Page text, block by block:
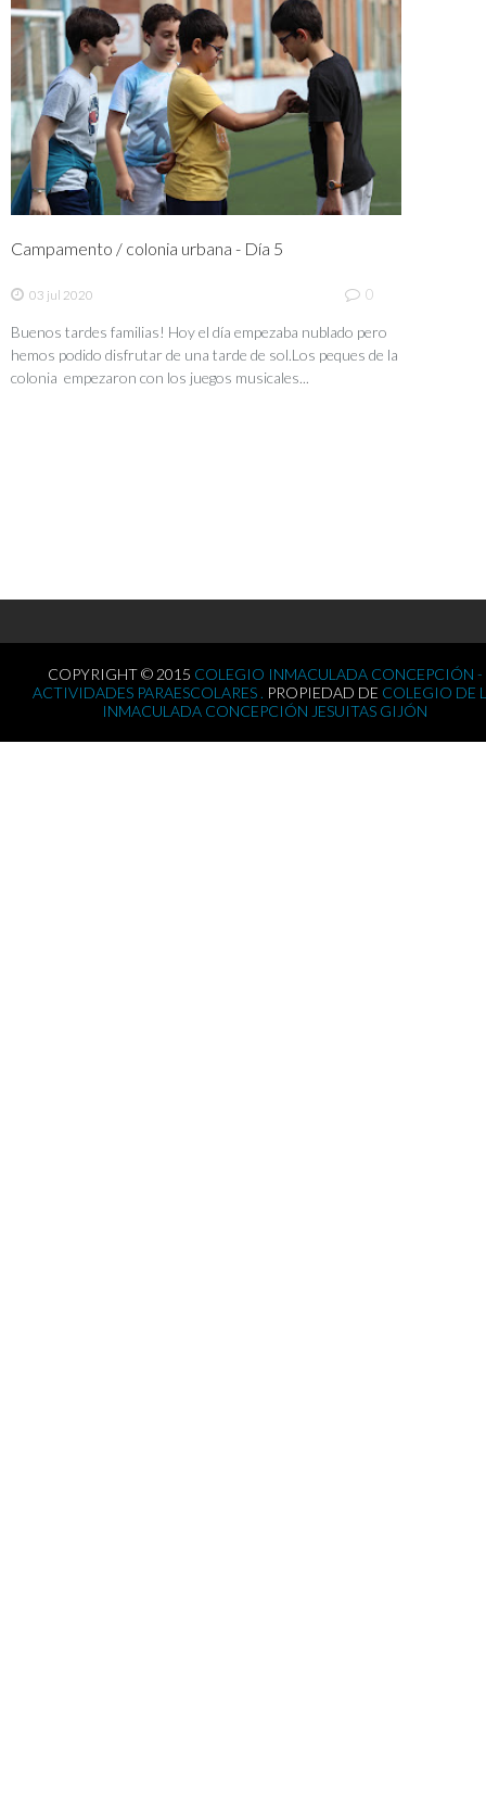
Campamento / colonia urbana - Día 5
03 jul 2020 0
Buenos tardes familias! Hoy el día empezaba nublado pero
hemos podido disfrutar de una tarde de sol.Los peques de la
colonia empezaron con los juegos musicales...
COPYRIGHT © 2015 COLEGIO INMACULADA CONCEPCIÓN -
ACTIVIDADES PARAESCOLARES . PROPIEDAD DE COLEGIO DE
INMACULADA CONCEPCIÓN JESUITAS GIJÓN